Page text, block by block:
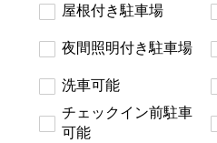
屋根付き駐車場
夜間照明付き駐車場
洗車可能
チェックイン前駐車
可能